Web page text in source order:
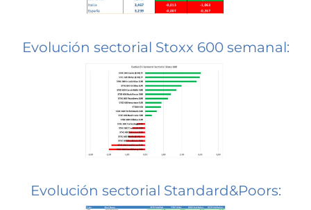
Evolución sectorial Stoxx 600 semanal:
Evolución sectorial Standard&Poors: